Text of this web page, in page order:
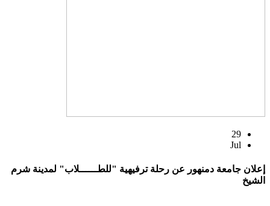
29
Jul
إعلان جامعة دمنهور عن رحلة ترفيهية "للطــــــلاب" لمدينة شرم
الشيخ